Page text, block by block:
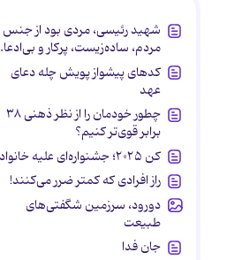
شهید رئیسی، مردی بود از جنس
مردم، ساده‌زیست، پرکار و بی‌ادعا.
کدهای پیشواز پویش چله دعای
عهد
چطور خودمان را از نظر ذهنی ۳۸
برابر قوی‌تر کنیم؟
کن ۲۰۲۵؛ جشنواره‌ای علیه خانواده
راز افرادی که کمتر ضرر می‌کنند!
دورود، سرزمین شگفتی‌های
طبیعت
جان فدا